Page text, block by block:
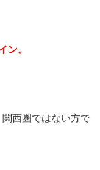
ン。
西圏ではない方で